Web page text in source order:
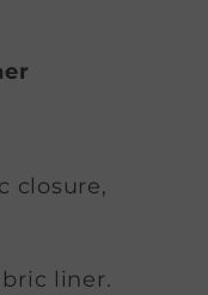
closure,
liner.